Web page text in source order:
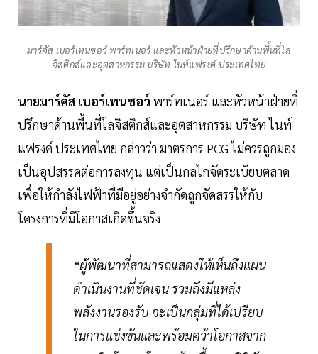
มาร์คัส เบอร์เทนชอว์ พาร์ทเนอร์ และหัวหน้าฝ่ายที่ปรึกษาด้านพื้นที่โล
จิสติกส์และอุตสาหกรรม บริษัท ไนท์แฟรงค์ ประเทศไทย
นายมาร์คัส เบอร์เทนชอว์ พาร์ทเนอร์ และหัวหน้าฝ่ายที่
ปรึกษาด้านพื้นที่โลจิสติกส์และอุตสาหกรรม บริษัท ไนท์
แฟรงค์ ประเทศไทย กล่าวว่า มาตรการ PCG ไม่ควรถูกมอง
เป็นอุปสรรคต่อการลงทุน แต่เป็นกลไกจัดระเบียบตลาด
เพื่อให้กำลังไฟฟ้าที่มีอยู่อย่างจำกัดถูกจัดสรรให้กับ
โครงการที่มีโอกาสเกิดขึ้นจริง
“ผู้พัฒนาที่สามารถแสดงให้เห็นถึงแผน
ดำเนินงานที่ชัดเจน รวมถึงมีแหล่ง
พลังงานรองรับ จะเป็นกลุ่มที่ได้เปรียบ
ในการแข่งขันและพร้อมคว้าโอกาสจาก